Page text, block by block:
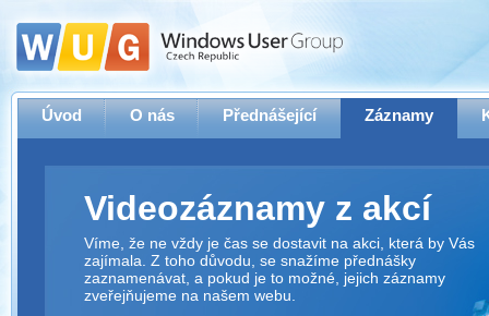
Úvod O nás Přednášející Záznamy
Videozáznamy z akcí
Víme, že ne vždy je čas se dostavit na akci, která by Vás
zajímala. Z toho důvodu, se snažíme přednášky
zaznamenávat, a pokud je to možné, jejich záznamy
zveřejňujeme na našem webu.